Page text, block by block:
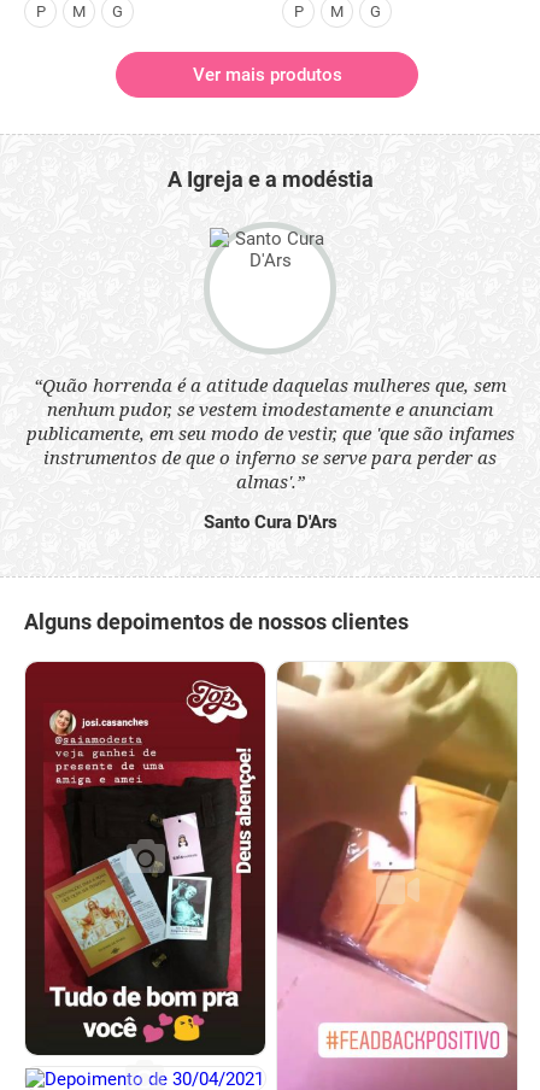
P M G P M G
Ver mais produtos
A Igreja e a modéstia
“Quão horrenda é a atitude daquelas mulheres que, sem
nenhum pudor, se vestem imodestamente e anunciam
publicamente, em seu modo de vestir, que 'que são infames
instrumentos de que o inferno se serve para perder as
almas'.”
Santo Cura D'Ars
Alguns depoimentos de nossos clientes